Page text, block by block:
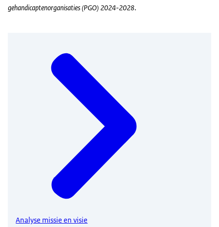
gehandicaptenorganisaties (PGO) 2024-2028.
Analyse missie en visie